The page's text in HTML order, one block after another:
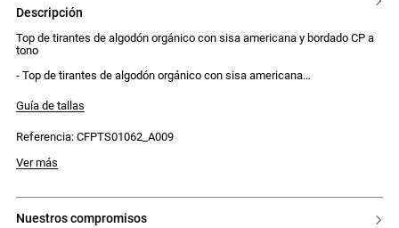
descripción
Top de tirantes de algodón orgánico con sisa americana y bordado CP a
tono
- Top de tirantes de algodón orgánico con sisa americana
- Corte ajustado al cuerpo
Guía de tallas
Referencia: CFPTS01062_A009
Ver más
nuestros compromisos